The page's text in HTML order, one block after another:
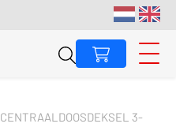
CENTRAALDOOSDEKSEL 3-